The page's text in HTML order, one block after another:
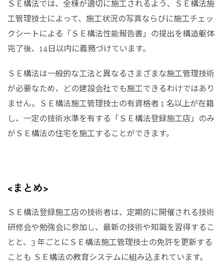
ＳＥ構法では、全棟が適切に施工されるよう、ＳＥ構法施
工管理技士によって、施工状況の写真ならびに施工チェッ
クシートによる「ＳＥ構法性能報告書」の提出を構造躯体
完了後、14日以内に義務づけています。
ＳＥ構法は一般的な工法と異なるさまざまな施工管理技術
が必要なため、どの建設会社でも施工できるわけではあり
ません。ＳＥ構法施工管理技士の有資格者 1 名以上が在籍
し、一定の技術水準を有する「ＳＥ構法登録施工店」のみ
がＳＥ構法の住宅を施工することができます。
<まとめ>
ＳＥ構法登録施工店の技術者は、定期的に開催される技術
研修会や勉強会に参加し、最新の技術や知識を習得するこ
とと、3 年ごとにＳＥ構法施工管理技士の免許を更新する
ことも ＳＥ構法の教育システムに組み込まれています。